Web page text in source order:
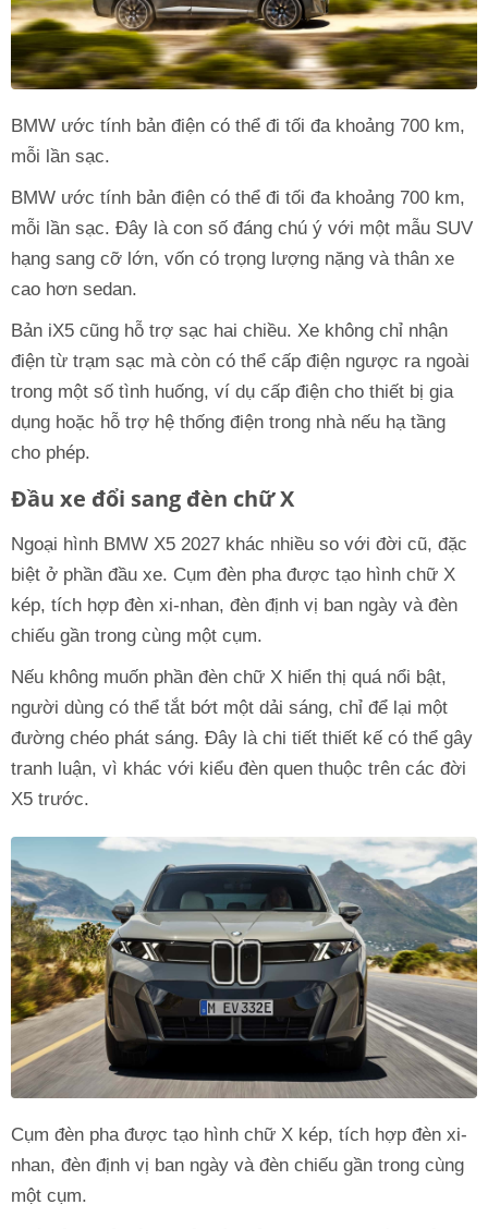
BMW ước tính bản điện có thể đi tối đa khoảng 700 km,
mỗi lần sạc.
BMW ước tính bản điện có thể đi tối đa khoảng 700 km,
mỗi lần sạc. Đây là con số đáng chú ý với một mẫu SUV
hạng sang cỡ lớn, vốn có trọng lượng nặng và thân xe
cao hơn sedan.
Bản iX5 cũng hỗ trợ sạc hai chiều. Xe không chỉ nhận
điện từ trạm sạc mà còn có thể cấp điện ngược ra ngoài
trong một số tình huống, ví dụ cấp điện cho thiết bị gia
dụng hoặc hỗ trợ hệ thống điện trong nhà nếu hạ tầng
cho phép.
Đầu xe đổi sang đèn chữ X
Ngoại hình BMW X5 2027 khác nhiều so với đời cũ, đặc
biệt ở phần đầu xe. Cụm đèn pha được tạo hình chữ X
kép, tích hợp đèn xi-nhan, đèn định vị ban ngày và đèn
chiếu gần trong cùng một cụm.
Nếu không muốn phần đèn chữ X hiển thị quá nổi bật,
người dùng có thể tắt bớt một dải sáng, chỉ để lại một
đường chéo phát sáng. Đây là chi tiết thiết kế có thể gây
tranh luận, vì khác với kiểu đèn quen thuộc trên các đời
X5 trước.
Cụm đèn pha được tạo hình chữ X kép, tích hợp đèn xi-
nhan, đèn định vị ban ngày và đèn chiếu gần trong cùng
một cụm.